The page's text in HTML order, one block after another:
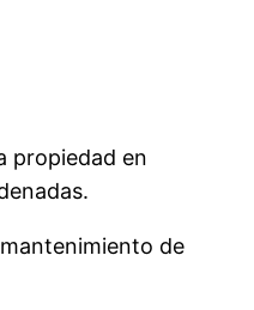
propiedad en
de